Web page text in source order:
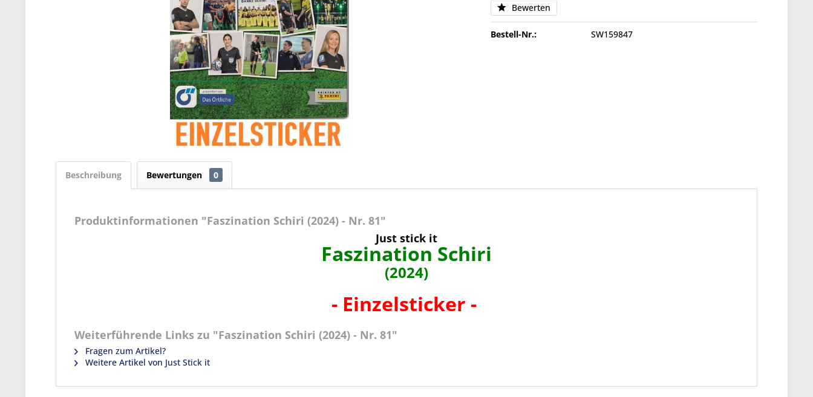
Bewerten
Bestell-Nr.: SW159847
Beschreibung Bewertungen 0
Produktinformationen "Faszination Schiri (2024) - Nr. 81"
Just stick it
Faszination Schiri
(2024)
- Einzelsticker -
Weiterführende Links zu "Faszination Schiri (2024) - Nr. 81"
Fragen zum Artikel?
Weitere Artikel von Just Stick it